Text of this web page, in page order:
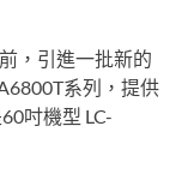
，引進一批新的
系列，提供
吋機型 LC-